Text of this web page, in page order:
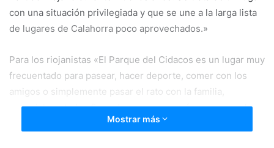
con una situación privilegiada y que se une a la larga lista
de lugares de Calahorra poco aprovechados.»
Para los riojanistas «El Parque del Cidacos es un lugar muy
frecuentado para pasear, hacer deporte, comer con los
amigos o simplemente pasar el rato con la familia,
especialmente los fines de semana y en épocas como la
actual de buen tiempo.» que necesita de la «creación de
Mostrar más